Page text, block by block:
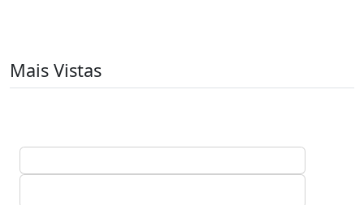
Mais Vistas